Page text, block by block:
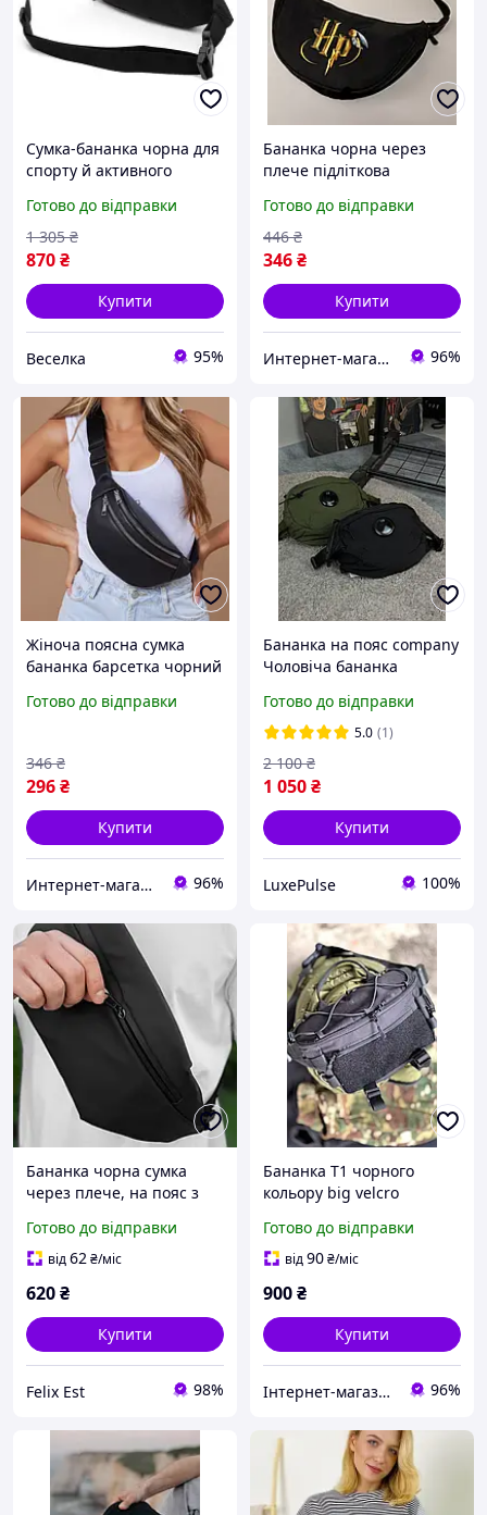
Сумка-бананка чорна для
спорту й активного
матеріалу 26х12х7.5 см
FLAME
Готово до відправки
870₴
1 305 ₴
Купити
Веселка 95%
Бананка чорна через
плече підліткова
Harry Potter 28 × 17 см (II)
34194
Готово до відправки
346₴
446 ₴
Купити
Интернет-магазин "Korni" 96%
Жіноча поясна сумка
бананка барсетка чорний
Готово до відправки
296₴
346 ₴
Купити
Интернет-магазин "Korni" 96%
Бананка на пояс company
Чоловіча бананка
чоловіча чорна Тканинні
бананки C.P. Company
Бананки Чорна
Готово до відправки
5.0 (1)
1 050₴
2 100 ₴
Купити
LuxePulse 100%
Бананка чорна сумка
через плече, на пояс з
Готово до відправки
від62₴/міс
620₴
Купити
Felix Est 98%
Бананка Т1 чорного
кольору big velcro
Готово до відправки
від90₴/міс
900₴
Купити
Інтернет-магазин "STREET WEAR" 96%